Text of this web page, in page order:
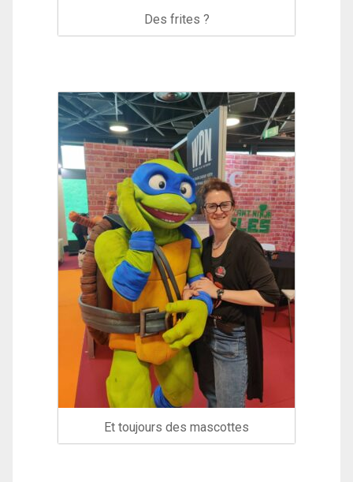
Des frites ?
Et toujours des mascottes